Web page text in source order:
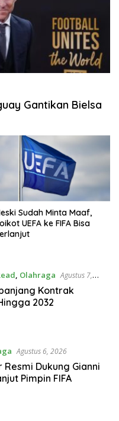
Gantikan Bielsa
Sudah Minta Maaf,
UEFA ke FIFA Bisa
, Olahraga Agustus 7,
Kontrak
2032
Agustus 6, 2026
Resmi Dukung Gianni
Pimpin FIFA